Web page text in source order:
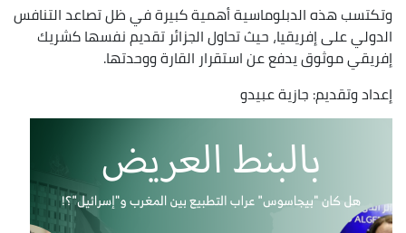
وتكتسب هذه الدبلوماسية أهمية كبيرة في ظل تصاعد التنافس
الدولي على إفريقيا، حيث تحاول الجزائر تقديم نفسها كشريك
إفريقي موثوق يدفع عن استقرار القارة ووحدتها.
إعداد وتقديم: جازية عبيدو